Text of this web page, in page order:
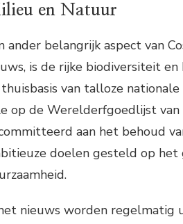
en Natuur
ander belangrijk aspect van
is de rijke biodiversiteit
van talloze
op de Werelderfgoedlijst van
aan het behoud
doelen gesteld op het
nieuws worden regelmatig